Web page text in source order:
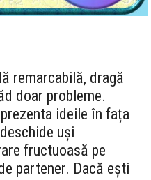
remarcabilă, dragă
doar probleme.
ideile în fața
uși
fructuoasă pe
partener. Dacă ești